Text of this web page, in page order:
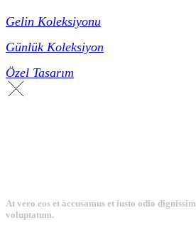
Gelin Koleksiyonu
Günlük Koleksiyon
Özel Tasarım
At vero eos et accusamus et iusto odio
voluptatum.